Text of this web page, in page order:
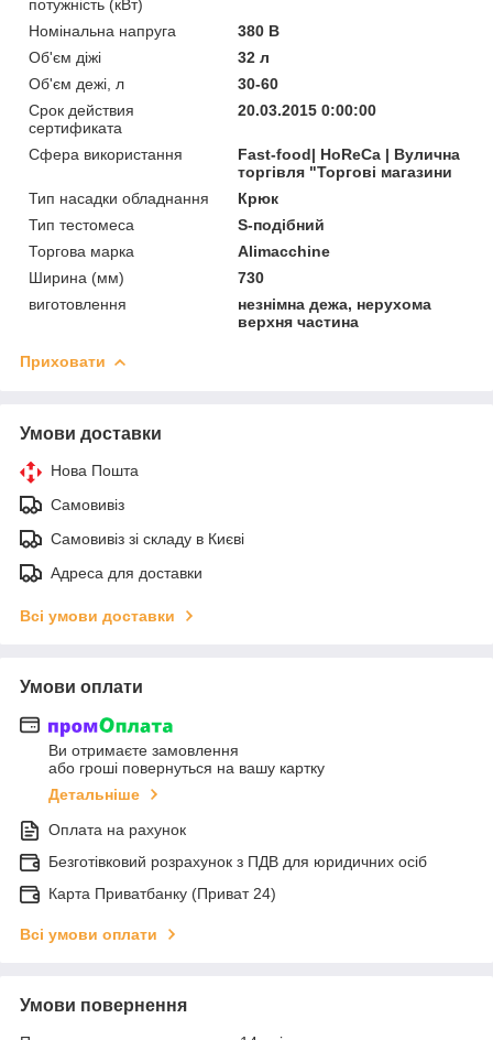
потужність (кВт)
Номінальна напруга
380 В
Об'єм діжі
32 л
Об'єм дежі, л
30-60
Срок действия
сертификата
20.03.2015 0:00:00
Сфера використання
Fast-food| HoReCa | Вулична
торгівля "Торгові магазини
Тип насадки обладнання
Крюк
Тип тестомеса
S-подібний
Торгова марка
Alimacchine
Ширина (мм)
730
виготовлення
незнімна дежа, нерухома
верхня частина
Приховати
Умови доставки
Нова Пошта
Самовивіз
Самовивіз зі складу в Києві
Адреса для доставки
Всі умови доставки
Умови оплати
Ви отримаєте замовлення
або гроші повернуться на вашу картку
Детальніше
Оплата на рахунок
Безготівковий розрахунок з ПДВ для юридичних осіб
Карта Приватбанку (Приват 24)
Всі умови оплати
Умови повернення